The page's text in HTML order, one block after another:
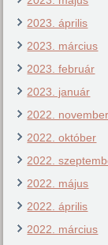
2023. április
2023. március
2023. február
2023. január
2022. november
2022. október
2022.
2022. május
2022. április
2022. március